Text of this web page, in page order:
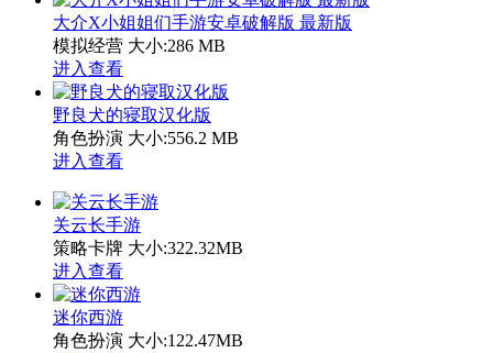
大介X小姐姐们手游安卓破解版 最新版
模拟经营 大小:286 MB
进入查看
野良犬的寝取汉化版
角色扮演 大小:556.2 MB
进入查看
关云长手游
策略卡牌 大小:322.32MB
进入查看
迷你西游
角色扮演 大小:122.47MB